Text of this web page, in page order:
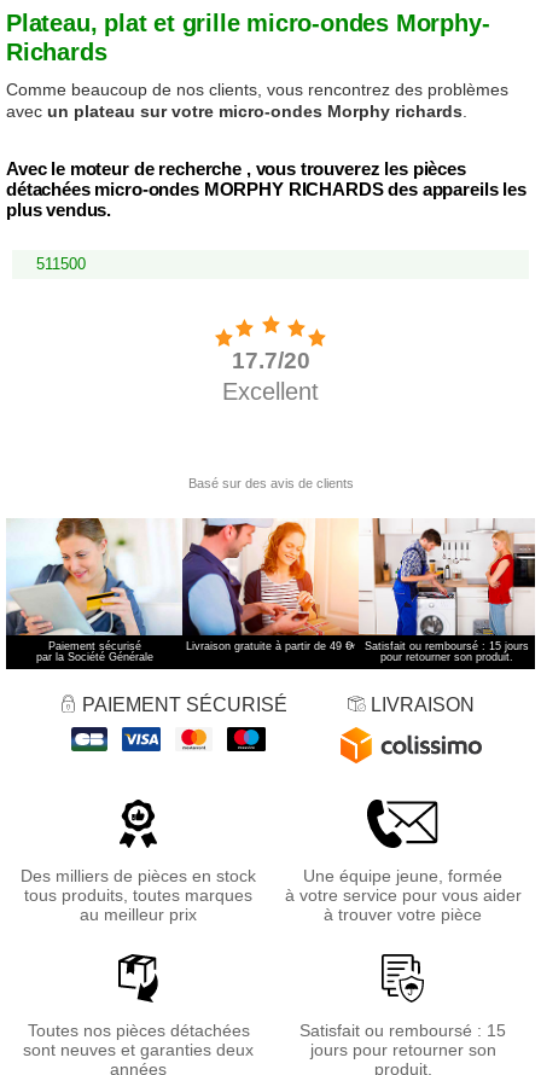
Plateau, plat et grille micro-ondes Morphy-
Richards
Comme beaucoup de nos clients, vous rencontrez des problèmes
avec un plateau sur votre micro-ondes Morphy richards
Avec le moteur de recherche , vous trouverez les pièces
détachées micro-ondes MORPHY RICHARDS des appareils les
plus vendus.
511500
Paiement sécurisé
par la Société Générale
Livraison gratuite à partir de 49 €*
Satisfait ou remboursé : 15 jours
pour retourner son produit.
PAIEMENT SÉCURISÉ LIVRAISON
Des milliers de pièces en stock
tous produits, toutes marques
au meilleur prix
Une équipe jeune, formée
à votre service pour vous aider
à trouver votre pièce
Toutes nos pièces détachées
sont neuves et garanties deux
années
Satisfait ou remboursé : 15
jours pour retourner son
produit.